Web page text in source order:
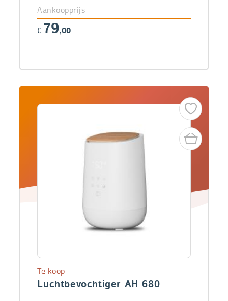
Aankoopprijs
€ 79,00
Luchtbevochtiger AH 680
Te koop